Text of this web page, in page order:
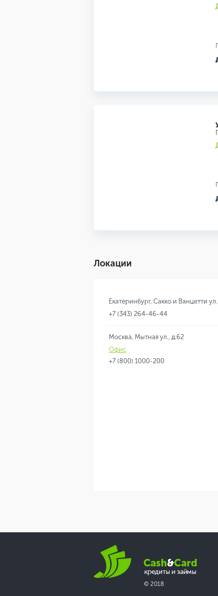
Локации
Екатеринбург, Сакко и Ванцетти
+7 (343) 264-46-44
Москва, Мытная ул., д.62
Офис
+7 (800) 1000-200
© 2018